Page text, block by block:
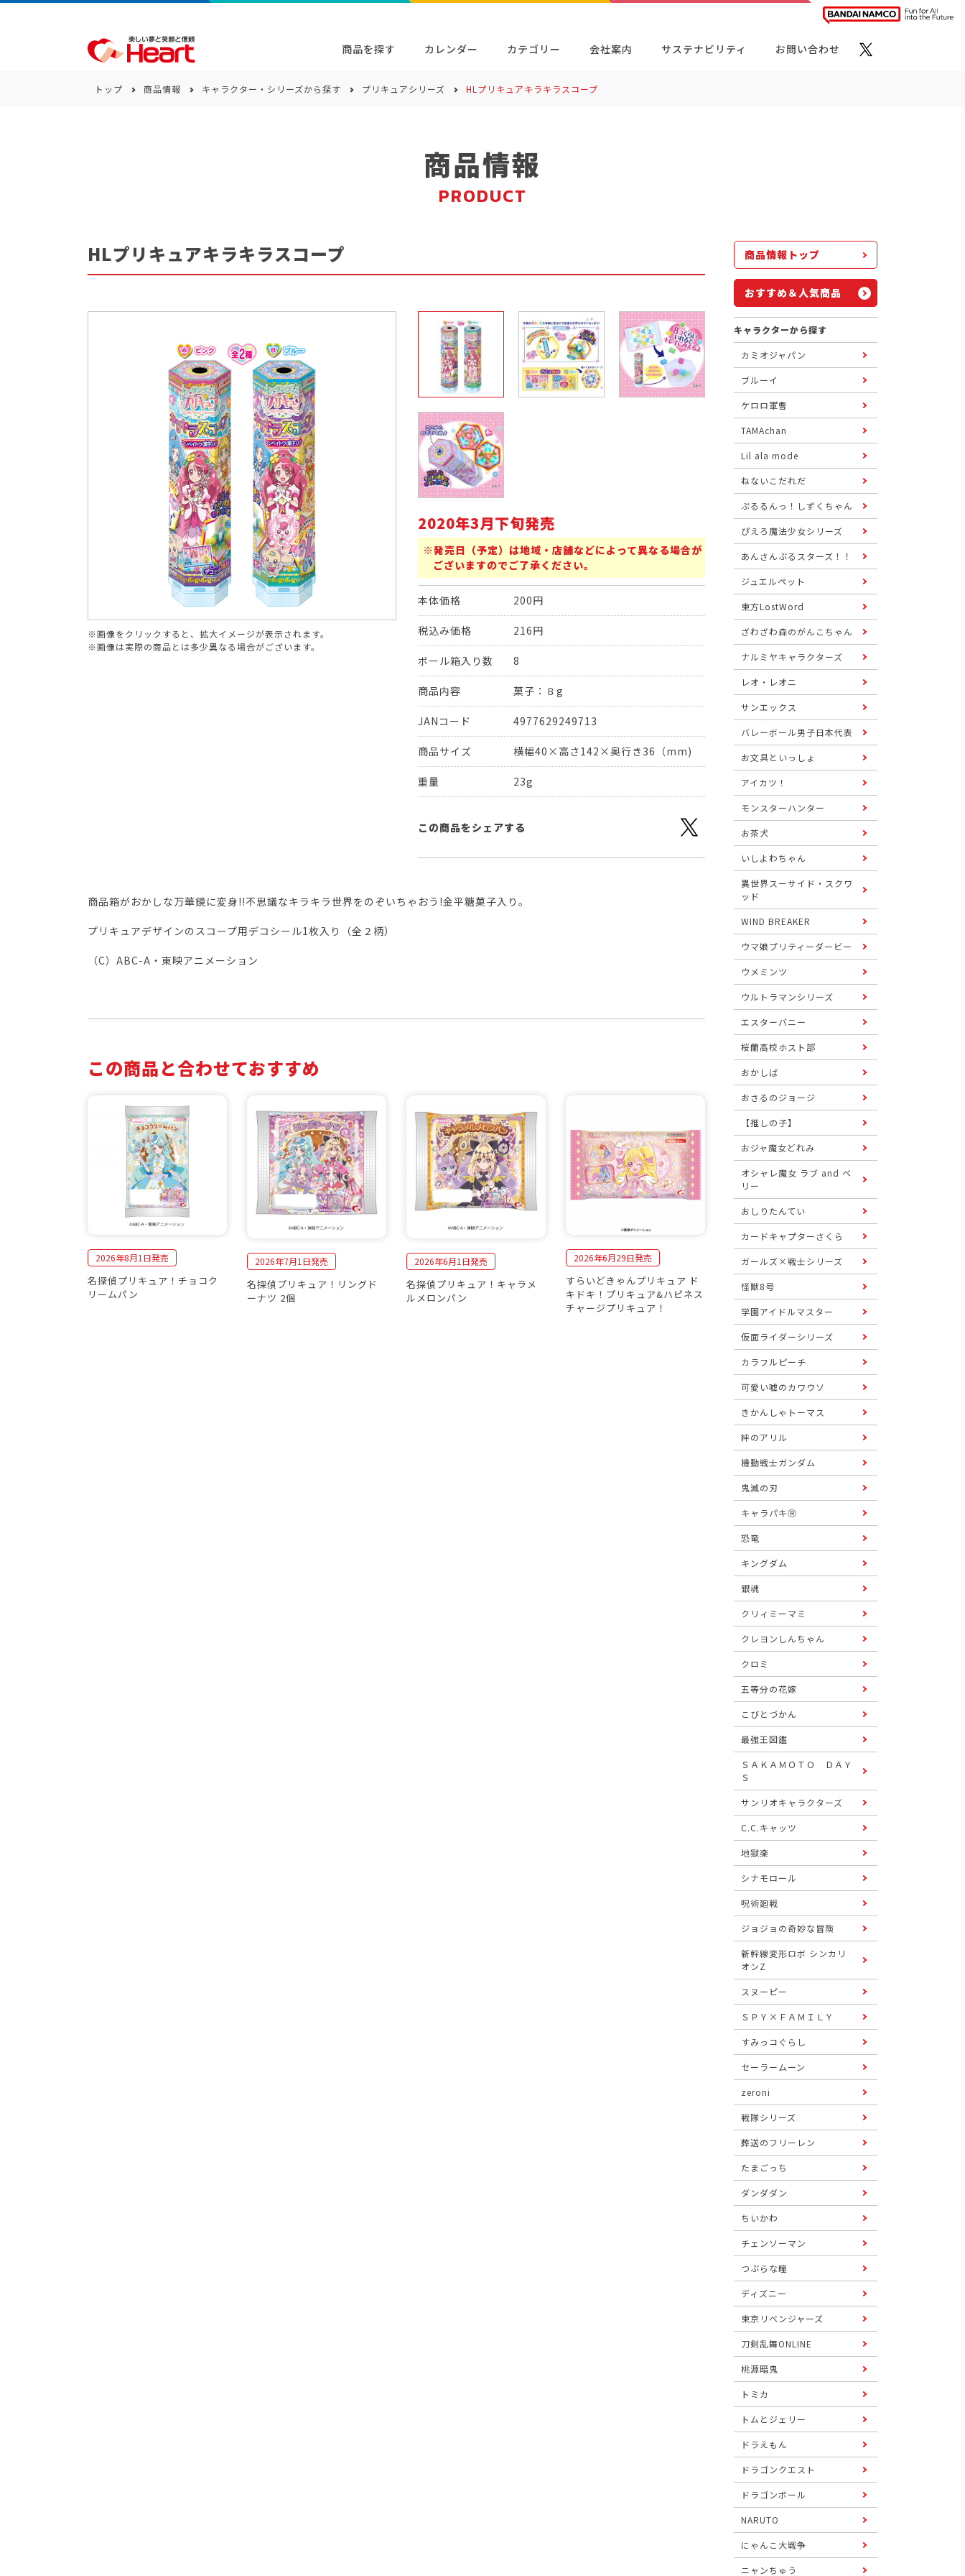
商品を探す
商品一覧 キーワード検索 キャラクター・シリーズから探す
カレンダー カテゴリー
カテゴリー
会社案内 サステナビリティ お問い合わせ
トップ 商品情報 キャラクター・シリーズから探す プリキュアシリーズ HLプリキュアキラキラスコープ
商品情報
PRODUCT
HLプリキュアキラキラスコープ
※画像をクリックすると、拡大イメージが表示されます。
※画像は実際の商品とは多少異なる場合がございます。
2020年3月下旬発売
※発売日（予定）は地域・店舗などによって異なる場合が
ございますのでご了承ください。
本体価格 200円
税込み価格 216円
ボール箱入り数 8
商品内容 菓子：８g
JANコード 4977629249713
商品サイズ 横幅40×高さ142×奥行き36（mm)
重量 23g
この商品をシェアする
商品箱がおかしな万華鏡に変身!!不思議なキラキラ世界をのぞいちゃおう!金平糖菓子入り。
プリキュアデザインのスコープ用デコシール1枚入り（全２柄）
（C）ABC-A・東映アニメーション
この商品と合わせておすすめ
2026年8月1日発売
名探偵プリキュア！チョコク
リームパン
2026年7月1日発売
名探偵プリキュア！リングド
ーナツ 2個
2026年6月1日発売
名探偵プリキュア！キャラメ
ルメロンパン
2026年6月29日発売
すらいどきゃんプリキュア ド
キドキ！プリキュア&ハピネス
チャージプリキュア！
商品情報トップ
おすすめ＆人気商品
キャラクターから探す
カミオジャパン
ブルーイ
ケロロ軍曹
TAMAchan
Lil ala mode
ねないこだれだ
ぷるるんっ！しずくちゃん
ぴえろ魔法少女シリーズ
あんさんぶるスターズ！！
ジュエルペット
東方LostWord
ざわざわ森のがんこちゃん
ナルミヤキャラクターズ
レオ・レオニ
サンエックス
バレーボール男子日本代表
お文具といっしょ
アイカツ！
モンスターハンター
お茶犬
いしよわちゃん
異世界スーサイド・スクワ
ッド
WIND BREAKER
ウマ娘プリティーダービー
ウメミンツ
ウルトラマンシリーズ
エスターバニー
桜蘭高校ホスト部
おかしば
おさるのジョージ
【推しの子】
おジャ魔女どれみ
オシャレ魔女 ラブ and ベ
リー
おしりたんてい
カードキャプターさくら
ガールズ×戦士シリーズ
怪獣8号
学園アイドルマスター
仮面ライダーシリーズ
カラフルピーチ
可愛い嘘のカワウソ
きかんしゃトーマス
絆のアリル
機動戦士ガンダム
鬼滅の刃
キャラパキⓇ
恐竜
キングダム
銀魂
クリィミーマミ
クレヨンしんちゃん
クロミ
五等分の花嫁
こびとづかん
最強王図鑑
ＳＡＫＡＭＯＴＯ ＤＡＹ
Ｓ
サンリオキャラクターズ
C.C.キャッツ
地獄楽
シナモロール
呪術廻戦
ジョジョの奇妙な冒険
新幹線変形ロボ シンカリ
オンZ
スヌーピー
ＳＰＹ×ＦＡＭＩＬＹ
すみっコぐらし
セーラームーン
zeroni
戦隊シリーズ
葬送のフリーレン
たまごっち
ダンダダン
ちいかわ
チェンソーマン
つぶらな瞳
ディズニー
東京リベンジャーズ
刀剣乱舞ONLINE
桃源暗鬼
トミカ
トムとジェリー
ドラえもん
ドラゴンクエスト
ドラゴンボール
NARUTO
にゃんこ大戦争
ニャンちゅう